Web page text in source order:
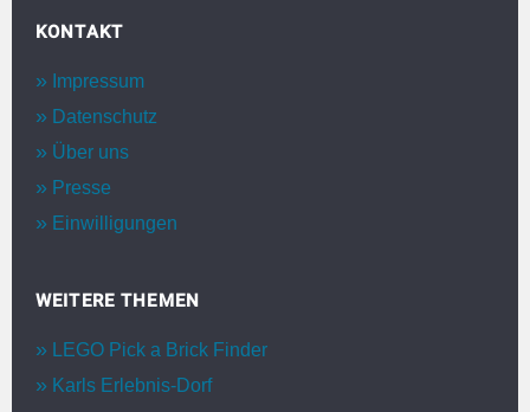
KONTAKT
Impressum
Datenschutz
Über uns
Presse
Einwilligungen
WEITERE THEMEN
LEGO Pick a Brick Finder
Karls Erlebnis-Dorf